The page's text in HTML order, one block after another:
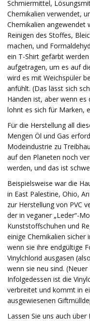
Schmiermittel,
Chemikalien verwendet,
Chemikalien angewendet
Reinigen des Stoffes,
machen, und
ein T-Shirt gefärbt
aufgetragen, um es auf
wird es mit Weichspüler
anfühlt. (Das lässt sich
Händen ist, aber wenn
lohnt es sich für Marken,
Für die Herstellung all
Mengen Öl und Gas
Modeindustrie zu
auf den Planeten noch
werden, und das ist
Beispielsweise war die
in East Palestine, Ohio,
zur Herstellung von PVC
der in veganer „Leder“-
Kunststoffschuhen und
einige Chemikalien sicher
wenn sie ihre endgültige
Vinylchlorid ausgasen
wenn sie neu sind.
Infolgedessen ist die
verbreitet und kommt in
ausgewiesenen
Lassen Sie uns auch